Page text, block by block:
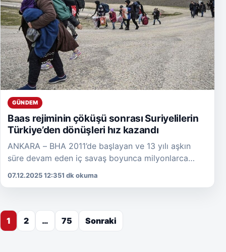
GÜNDEM
Baas rejiminin çöküşü sonrası Suriyelilerin
Türkiye’den dönüşleri hız kazandı
ANKARA – BHA 2011’de başlayan ve 13 yılı aşkın
süre devam eden iç savaş boyunca milyonlarca
Suriyeli, rejimin saldırıları ve yaşanan katliamlar […]
07.12.2025 12:351 dk okuma
Yazı sayfalaması
1 2 … 75 Sonraki